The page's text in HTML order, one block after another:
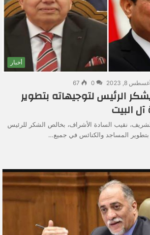
أخبار
8, 2023
0
67
الرئيس لتوجيهاته بتطوير
البيت
نقيب السادة الأشراف، بخالص الشكر للرئيس
المساجد والكنائس في جميع…